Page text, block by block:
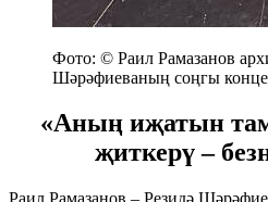
Фото: © Раил Рамазанов
Шәрәфиеваның соңгы
«Аның иҗатын
җиткерү –